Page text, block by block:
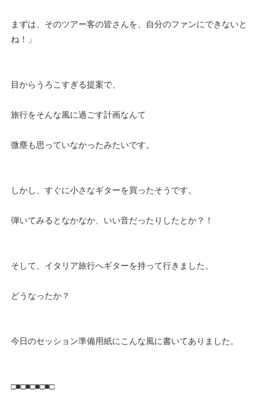
まずは、そのツアー客の皆さんを、自分のファンにできないと
ね！」
目からうろこすぎる提案で、
旅行をそんな風に過ごす計画なんて
微塵も思っていなかったみたいです。
しかし、すぐに小さなギターを買ったそうです。
弾いてみるとなかなか、いい音だったりしたとか？！
そして、イタリア旅行へギターを持って行きました。
どうなったか？
今日のセッション準備用紙にこんな風に書いてありました。
□■□■□■□■□